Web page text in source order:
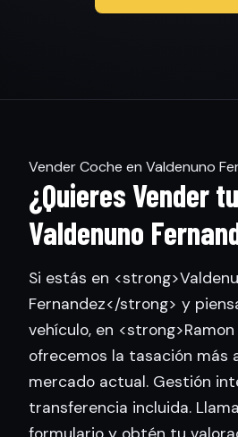
Vender Coche en Valdenuno
¿Quieres Vender
Valdenuno
Si estás en
Fernandez</strong> y
vehículo, en
ofrecemos la tasación más
mercado actual. Gestión
transferencia incluida.